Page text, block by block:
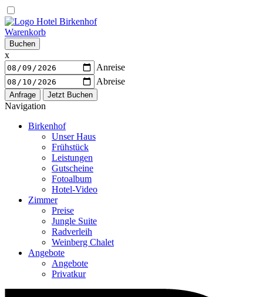
Warenkorb
Buchen
x
Anreise
Abreise
Navigation
Birkenhof
Unser Haus
Frühstück
Leistungen
Gutscheine
Fotoalbum
Hotel-Video
Zimmer
Preise
Jungle Suite
Radverleih
Weinberg Chalet
Angebote
Angebote
Privatkur